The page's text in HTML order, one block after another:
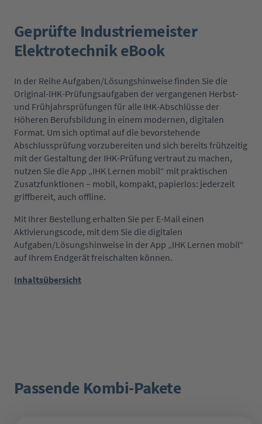
Geprüfte Industriemeister
Elektrotechnik eBook
In der Reihe Aufgaben/Lösungshinweise finden Sie die
Original-IHK-Prüfungsaufgaben der vergangenen Herbst-
und Frühjahrsprüfungen für alle IHK-Abschlüsse der
Höheren Berufsbildung in einem modernen, digitalen
Format. Um sich optimal auf die bevorstehende
Abschlussprüfung vorzubereiten und sich bereits frühzeitig
mit der Gestaltung der IHK-Prüfung vertraut zu machen,
nutzen Sie die App „IHK Lernen mobil“ mit praktischen
Zusatzfunktionen – mobil, kompakt, papierlos: jederzeit
griffbereit, auch offline.
Mit Ihrer Bestellung erhalten Sie per E-Mail einen
Aktivierungscode, mit dem Sie die digitalen
Aufgaben/Lösungshinweise in der App „IHK Lernen mobil“
auf Ihrem Endgerät freischalten können.
Inhaltsübersicht
Produktgalerie überspringen
Passende Kombi-Pakete